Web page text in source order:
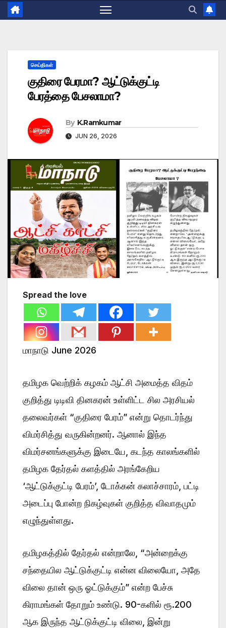
செய்திகள்
குதிரை பேரமா? ஆட்டுக்குட்டி
பேரத்தை பேசலாமா?
By K.Ramkumar
JUN 26, 2026
Spread the love
மாநாடு June 2026
தமிழக வெற்றிக் கழகம் ஆட்சி அமைத்த விதம்
குறித்து டிடிவி தினகரன் உள்ளிட்ட சில அரசியல்
தலைவர்கள் “குதிரை பேரம்” என்று தொடர்ந்து
விமர்சித்து வருகின்றனர். ஆனால் இந்த
விமர்சனங்களுக்கு இடையே, கடந்த காலங்களில்
தமிழக தேர்தல் களத்தில் அரங்கேறிய
‘ஆட்டுக்குட்டி பேரம்’, டோக்கன் கலாச்சாரம், பட்டி
அடைப்பு போன்ற நிகழ்வுகள் குறித்த விவாதமும்
எழுந்துள்ளது.
தமிழகத்தில் தேர்தல் என்றாலே, “அன்றைக்கு
சந்தையில ஆட்டுக்குட்டி என்ன விலையோ, அதே
விலை தான் ஒரு ஓட்டுக்கும்” என்ற பேச்சு
கிராமங்கள் தோறும் உண்டு. 90-களில் ரூ.200
ஆக இருந்த ஆட்டுக்குட்டி விலை, இன்று